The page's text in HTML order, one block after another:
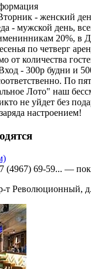
- женский
- мужской день,
20%, в
по четверг
от количества
- 300р будни и
По
Лото" наш
не уйдет без
настроением!
(4967) 69-59... —
т Революционный,